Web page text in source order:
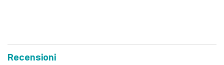
Recensioni